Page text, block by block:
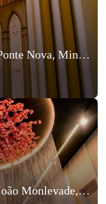
Fotografia de Casamento em Ponte Nova, Minas Gerais, Rodrigo e Rebeca
Fotografia de Casamento em João Monlevade, Minas Gerais, Amanda e Alysson